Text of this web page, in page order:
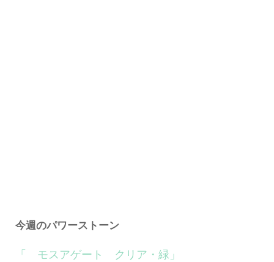
今週のパワーストーン
「 モスアゲート クリア・緑」